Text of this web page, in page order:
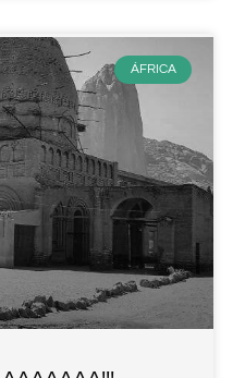
ÁFRICA